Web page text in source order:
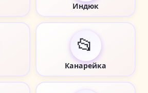
Индюк
📂
Канарейка